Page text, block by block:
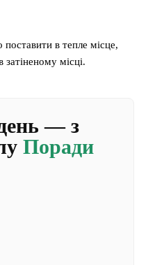
поставити в тепле місце,
місці.
— з
Поради